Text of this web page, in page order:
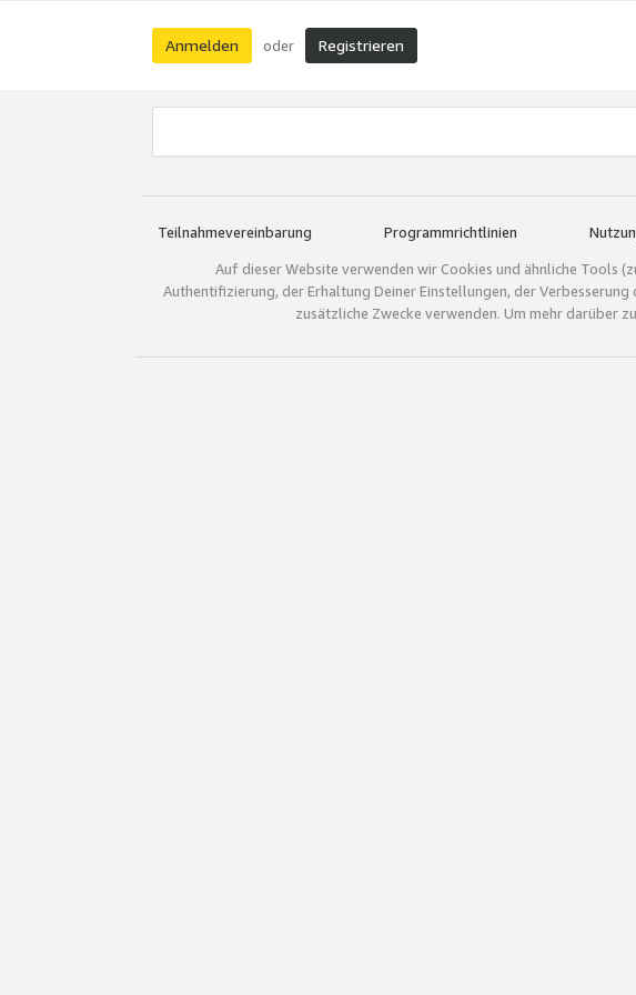
Anmelden oder Registrieren
Teilnahmevereinbarung Programmrichtlinien
Auf dieser Website verwenden wir Cookies und ähnliche Tools
Authentifizierung, der Erhaltung Deiner Einstellungen, der
zusätzliche Zwecke verwenden. Um mehr darüber